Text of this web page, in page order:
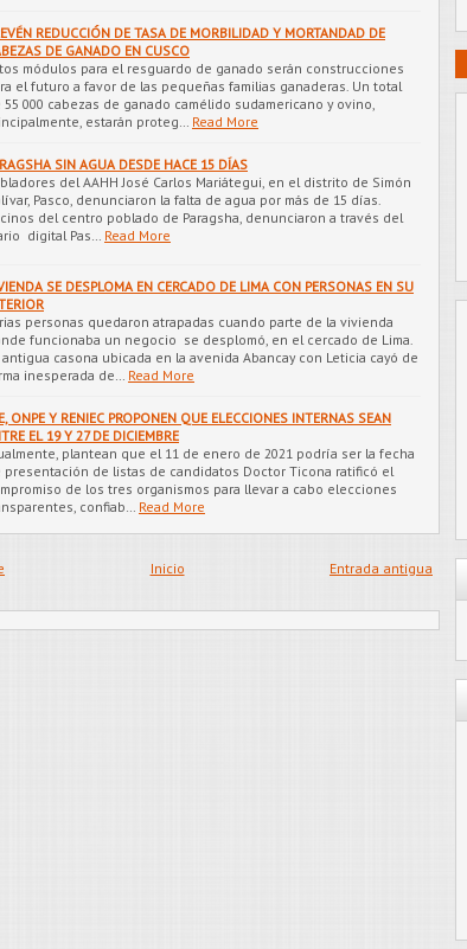
REDUCCIÓN DE TASA DE MORBILIDAD Y MORTANDAD DE
DE GANADO EN CUSCO
módulos para el resguardo de ganado serán construcciones
el futuro a favor de las pequeñas familias ganaderas. Un total
55 000 cabezas de ganado camélido sudamericano y ovino,
estarán proteg…
Read More
SIN AGUA DESDE HACE 15 DÍAS
del AAHH José Carlos Mariátegui, en el distrito de Simón
Pasco, denunciaron la falta de agua por más de 15 días.
del centro poblado de Paragsha, denunciaron a través del
digital Pas…
Read More
SE DESPLOMA EN CERCADO DE LIMA CON PERSONAS EN SU
personas quedaron atrapadas cuando parte de la vivienda
funcionaba un negocio se desplomó, en el cercado de Lima.
antigua casona ubicada en la avenida Abancay con Leticia cayó de
inesperada de…
Read More
ONPE Y RENIEC PROPONEN QUE ELECCIONES INTERNAS SEAN
EL 19 Y 27 DE DICIEMBRE
plantean que el 11 de enero de 2021 podría ser la fecha
presentación de listas de candidatos Doctor Ticona ratificó el
de los tres organismos para llevar a cabo elecciones
confiab…
Read More
Entrada antigua
Inicio